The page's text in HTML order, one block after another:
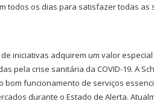
todos os dias para satisfazer todas as
iniciativas adquirem um valor
pela crise sanitária da COVID-19. A
bom funcionamento de serviços
durante o Estado de Alerta.